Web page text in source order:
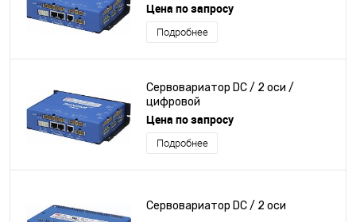
Цена по запросу
Подробнее
Сервовариатор DC / 2 оси /
цифровой
Цена по запросу
Подробнее
Сервовариатор DC / 2 оси